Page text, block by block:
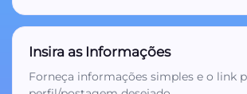
Insira as Informações
Forneça informações simples e o link